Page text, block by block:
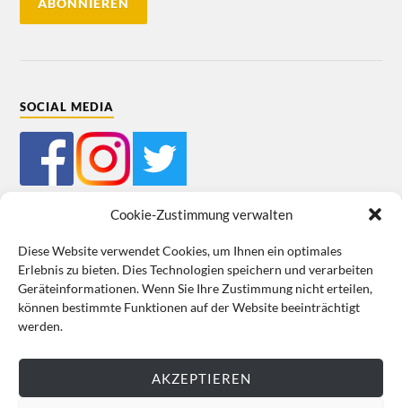
Cookie-Zustimmung verwalten
Diese Website verwendet Cookies, um Ihnen ein optimales
Erlebnis zu bieten. Dies Technologien speichern und verarbeiten
Geräteinformationen. Wenn Sie Ihre Zustimmung nicht erteilen,
können bestimmte Funktionen auf der Website beeinträchtigt
werden.
AKZEPTIEREN
SOCIAL MEDIA
Mein Bestellkonto Kundeninformationen Datenschutz
Cookie-Richtlinie (EU) Impressum
VERTRAG WIDERRUFEN